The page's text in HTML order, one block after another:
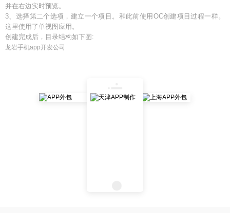
并在右边实时预览。
3、选择第二个选项，建立一个项目。和此前使用OC创建项目过程一样。
这里使用了单视图应用。
创建完成后，目录结构如下图:
龙岩手机app开发公司